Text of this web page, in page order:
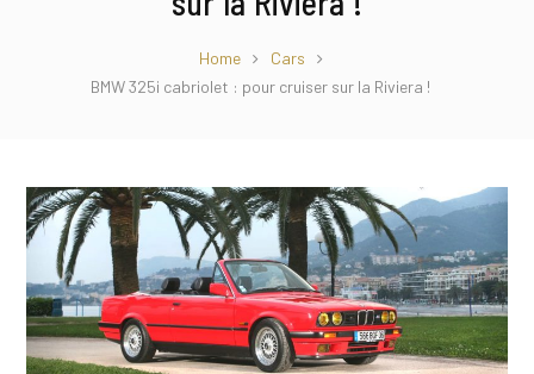
Home
Cars
BMW 325i cabriolet : pour cruiser sur la Riviera !